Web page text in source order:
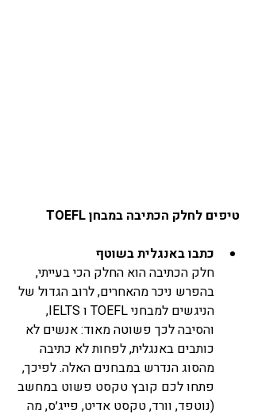
טיפים לחלק הכתיבה במבחן TOEFL
כתבו באנגלית בשוטף
חלק הכתיבה הוא החלק הכי בעייתי,
בהפרש ניכר מהאחרים, לרוב הגדול של
הניגשים למבחני TOEFL ו IELTS,
והסיבה לכך פשוטה מאוד: אנשים לא
כותבים באנגלית, לפחות לא כתיבה
מהסוג הנדרש במבחנים האלה. לפיכך,
פתחו לכם קובץ טקסט פשוט במחשב
(נוטפד, וורד, טקסט אדיט, פייג׳ס, מה